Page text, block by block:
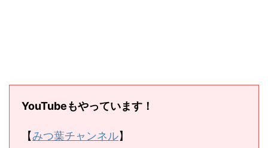
YouTubeもやっています！
【みつ葉チャンネル】